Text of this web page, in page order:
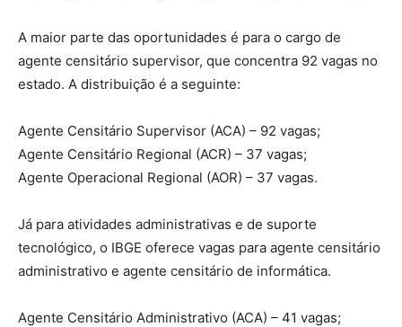
A maior parte das oportunidades é para o cargo de
agente censitário supervisor, que concentra 92 vagas no
estado. A distribuição é a seguinte:
Agente Censitário Supervisor (ACA) – 92 vagas;
Agente Censitário Regional (ACR) – 37 vagas;
Agente Operacional Regional (AOR) – 37 vagas.
Já para atividades administrativas e de suporte
tecnológico, o IBGE oferece vagas para agente censitário
administrativo e agente censitário de informática.
Agente Censitário Administrativo (ACA) – 41 vagas;